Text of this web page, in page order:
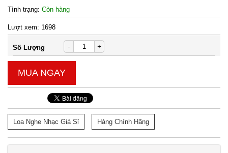
Tình trạng: Còn hàng
Lượt xem: 1698
Số Lượng - +
MUA NGAY
Loa Nghe Nhạc Giá Sỉ Hàng Chính Hãng
Bảo
Test
Đặt
món lưỡi